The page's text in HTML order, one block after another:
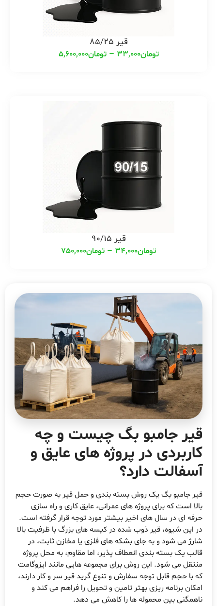
تومان33,000
– تومان5,600,000
تومان34,000
– تومان750,000
جامبو بگ چیست و چه
در پروژه های عایق و
دارد؟
جامبو بگ یک روش بسته بندی و حمل قیر به صورت حجم
است که برای پروژه های عمرانی، عایق کاری و راه سازی
ای در سال های اخیر بیشتر مورد توجه قرار گرفته است.
این شیوه، قیر ذوب شده در کیسه های بزرگ با ظرفیت بالا
می شود و به جای بشکه های فلزی یا مخازن ثابت، در
یک بسته بندی انعطاف پذیر، اما مقاوم، به محل پروژه
می شود. این روش برای مجموعه هایی مانند ایزوگامت
با حجم قابل توجه سفارش و تنوع گرید قیر سر و کار دارند،
برنامه ریزی بهتر تامین و تحویل را فراهم می کند و
بین محموله ها را کاهش می دهد.